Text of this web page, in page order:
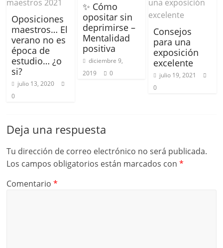
Oposiciones
maestros… El
verano no es
época de
estudio… ¿o
si?
julio 13, 2020
0
✨ Cómo
opositar sin
deprimirse –
Mentalidad
positiva
diciembre 9,
2019
0
Consejos
para una
exposición
excelente
julio 19, 2021
0
Deja una respuesta
Tu dirección de correo electrónico no será publicada.
Los campos obligatorios están marcados con*
Comentario*